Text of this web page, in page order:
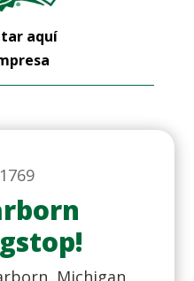
aquí
Michigan